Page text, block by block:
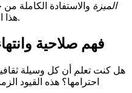
الميزة والاستفادة الكاملة من
هذا الاكتشاف المحبط إلى فرصة ثقافية.
فهم صلاحية
هل كنت تعلم أن كل وسيلة
احترامها؟ هذه القيود